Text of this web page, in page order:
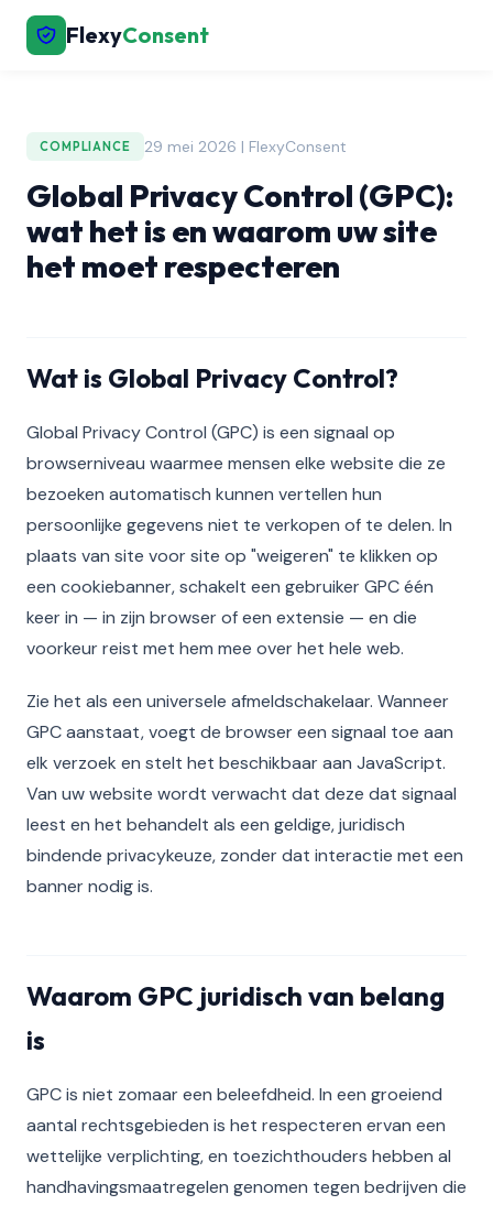
FlexyConsent
COMPLIANCE 29 mei 2026 | FlexyConsent
Global Privacy Control (GPC):
wat het is en waarom uw site
het moet respecteren
Wat is Global Privacy Control?
Global Privacy Control (GPC) is een signaal op
browserniveau waarmee mensen elke website die ze
bezoeken automatisch kunnen vertellen hun
persoonlijke gegevens niet te verkopen of te delen. In
plaats van site voor site op "weigeren" te klikken op
een cookiebanner, schakelt een gebruiker GPC één
keer in — in zijn browser of een extensie — en die
voorkeur reist met hem mee over het hele web.
Zie het als een universele afmeldschakelaar. Wanneer
GPC aanstaat, voegt de browser een signaal toe aan
elk verzoek en stelt het beschikbaar aan JavaScript.
Van uw website wordt verwacht dat deze dat signaal
leest en het behandelt als een geldige, juridisch
bindende privacykeuze, zonder dat interactie met een
banner nodig is.
Waarom GPC juridisch van belang
is
GPC is niet zomaar een beleefdheid. In een groeiend
aantal rechtsgebieden is het respecteren ervan een
wettelijke verplichting, en toezichthouders hebben al
handhavingsmaatregelen genomen tegen bedrijven die